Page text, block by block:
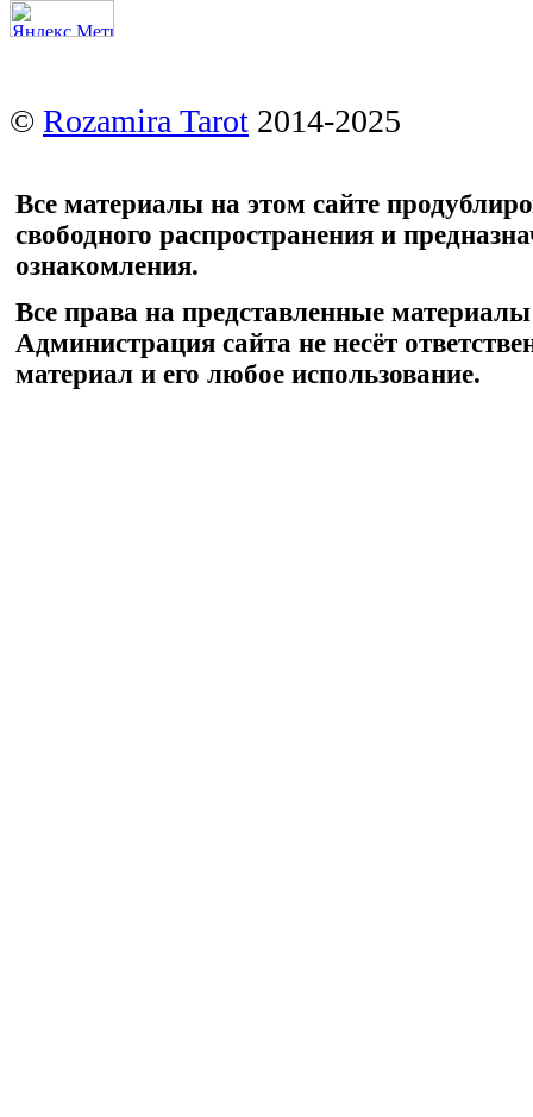
© Rozamira Tarot 2014-2025
Все материалы на этом сайте
свободного распространения и
ознакомления.
Все права на представленные
Администрация сайта не несёт
материал и его любое использование.